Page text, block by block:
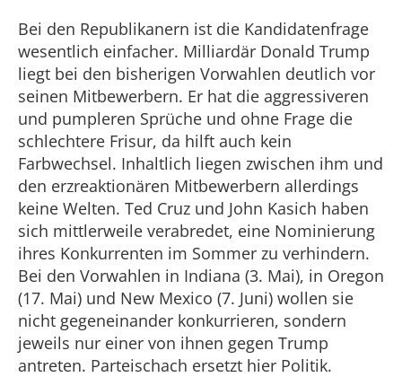
Bei den Republikanern ist die Kandidatenfrage
wesentlich einfacher. Milliardär Donald Trump
liegt bei den bisherigen Vorwahlen deutlich vor
seinen Mitbewerbern. Er hat die aggressiveren
und pumpleren Sprüche und ohne Frage die
schlechtere Frisur, da hilft auch kein
Farbwechsel. Inhaltlich liegen zwischen ihm und
den erzreaktionären Mitbewerbern allerdings
keine Welten. Ted Cruz und John Kasich haben
sich mittlerweile verabredet, eine Nominierung
ihres Konkurrenten im Sommer zu verhindern.
Bei den Vorwahlen in Indiana (3. Mai), in Oregon
(17. Mai) und New Mexico (7. Juni) wollen sie
nicht gegeneinander konkurrieren, sondern
jeweils nur einer von ihnen gegen Trump
antreten. Parteischach ersetzt hier Politik.